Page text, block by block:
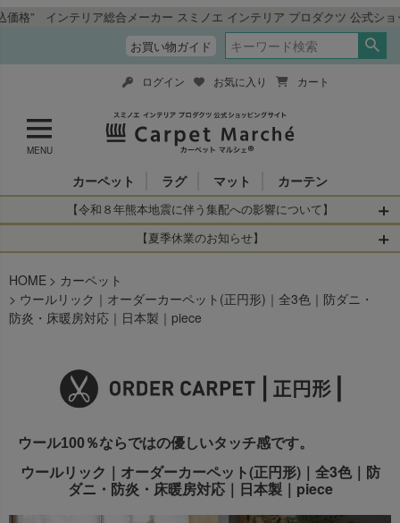
ア総合メーカー スミノエ インテリア プロダクツ 公式ショッピングサイ
お買い物ガイド
MENU
ログイン お気に入り カート
カーペット ラグ マット カーテン
【令和８年熊本地震に伴う集配への影響について】
令和8年熊本地震により、お亡くなりになられた方々に深く
お見舞い申し上げます。 この地震の影響により、現在、一
部地域を発着するお荷物のお届けに遅れが生じておりま
す。
・全国から九州あてのお荷物
・九州から全国あてのお荷物
なお、今後の被害状況や交通規制などにより、対象地域や
サービスへの影響が変更となる場合がございます。
お客さまにはご不便をおかけいたしますが、何卒ご理解賜
りますようお願い申し上げます。
詳しくはこちら
【夏季休業のお知らせ】
当店は は2026年8月11日(火)～2026年8月16日(日)
を休業とさせて頂きます。
休業中のご注文に関しては自動返信メールは届きますが、
いただきますのでよろしくお願いいたします。
商品の出荷は2026年8月18日(火)以降となります。
オーダー商品など、詳しくはこちらから
HOME
カーペット
ウールリック｜オーダーカーペット(正円形)｜全3色｜防ダニ・
防炎・床暖房対応｜日本製｜piece
ウール100％ならではの優しいタッチ感です。
ウールリック｜オーダーカーペット(正円形)｜全3色｜防
ダニ・防炎・床暖房対応｜日本製｜piece